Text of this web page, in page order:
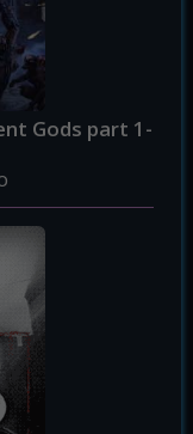
Gods part 1-